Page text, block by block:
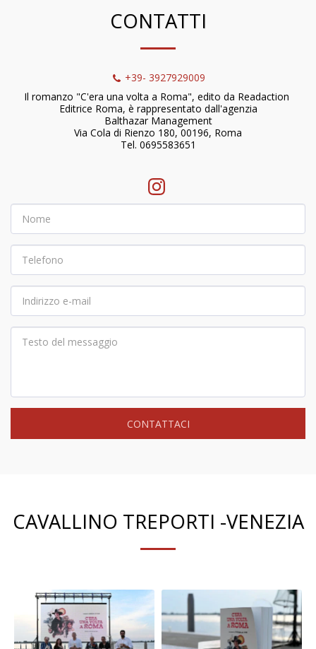
CONTATTI
+39- 3927929009
Il romanzo "C'era una volta a Roma", edito da Readaction
Editrice Roma, è rappresentato dall'agenzia
Balthazar Management
Via Cola di Rienzo 180, 00196, Roma
Tel. 0695583651
CONTATTACI
CAVALLINO TREPORTI -VENEZIA